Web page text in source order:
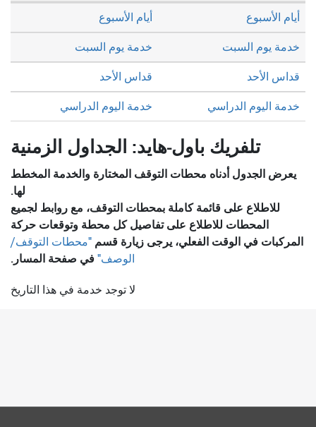
خدمة يوم السبت خدمة يوم السبت
قداس الأحد قداس الأحد
أيام الأسبوع أيام الأسبوع
خدمة اليوم الدراسي خدمة اليوم الدراسي
تلفريك باول-هايد: الجداول الزمنية
يعرض الجدول أدناه محطات التوقف المختارة والخدمة المخطط
لها.
للاطلاع على قائمة كاملة بمحطات التوقف، مع روابط لجميع
المحطات للاطلاع على تفاصيل كل محطة وتوقعات حركة
المركبات في الوقت الفعلي، يرجى زيارة قسم "محطات التوقف/
الوصف" في صفحة المسار.
لا توجد خدمة في هذا التاريخ